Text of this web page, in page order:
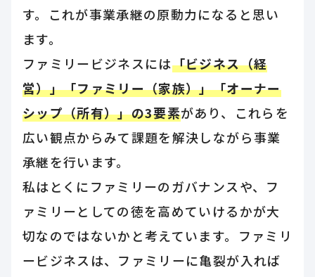
す。これが事業承継の原動力になると思い
ます。
ファミリービジネスには「ビジネス（経
営）」「ファミリー（家族）」「オーナー
シップ（所有）」の3要素があり、これらを
広い観点からみて課題を解決しながら事業
承継を行います。
私はとくにファミリーのガバナンスや、フ
ァミリーとしての徳を高めていけるかが大
切なのではないかと考えています。ファミリ
ービジネスは、ファミリーに亀裂が入れば